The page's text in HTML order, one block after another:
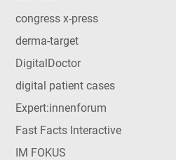
congress x-press
derma-target
DigitalDoctor
digital patient cases
Expert:innenforum
Fast Facts Interactive
IM FOKUS